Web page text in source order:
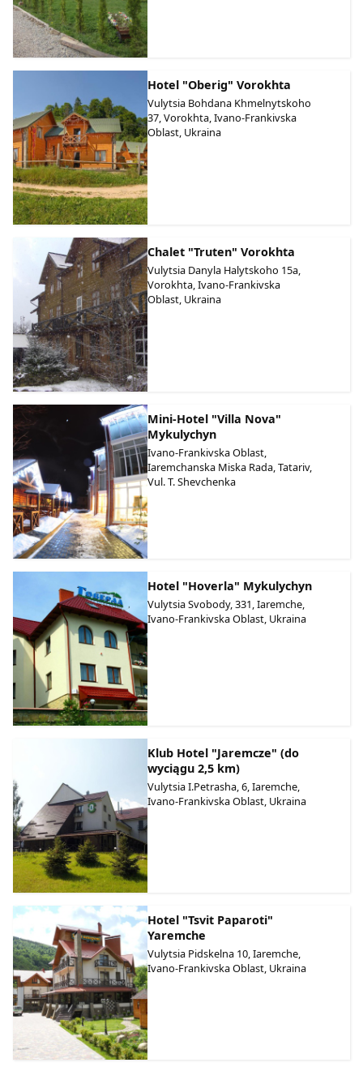
Hotel "Oberig" Vorokhta
Vulytsia Bohdana Khmelnytskoho
37, Vorokhta, Ivano-Frankivska
Oblast, Ukraina
Chalet "Truten" Vorokhta
Vulytsia Danyla Halytskoho 15a,
Vorokhta, Ivano-Frankivska
Oblast, Ukraina
Mini-Hotel "Villa Nova"
Mykulychyn
Ivano-Frankivska Oblast,
Iaremchanska Miska Rada, Tatariv,
Vul. T. Shevchenka
Hotel "Hoverla" Mykulychyn
Vulytsia Svobody, 331, Iaremche,
Ivano-Frankivska Oblast, Ukraina
Klub Hotel "Jaremcze" (do
wyciągu 2,5 km)
Vulytsia I.Petrasha, 6, Iaremche,
Ivano-Frankivska Oblast, Ukraina
Hotel "Tsvit Paparoti"
Yaremche
Vulytsia Pidskelna 10, Iaremche,
Ivano-Frankivska Oblast, Ukraina